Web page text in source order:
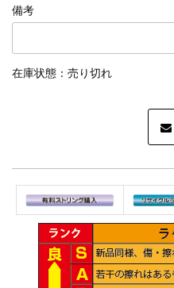
備考
在庫状態 : 売り切れ